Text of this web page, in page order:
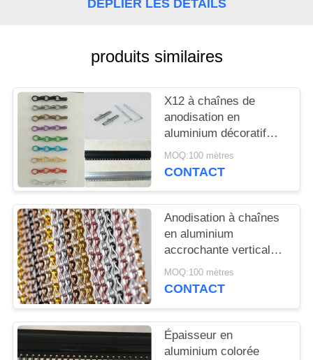
CITATION
SITE
POLITIQUE
CONFIDENTIALITÉ
DÉPLIER LES DÉTAILS
produits similaires
X12 à chaînes de
anodisation en
aluminium décoratif
exclusif de l'écran 24
de mouche de porte X
MOQ:100 mètres
CONTACT
Anodisation à chaînes
en aluminium
accrochante verticale
de rideau en écran de
mouche de porte
MOQ:100 mètres
CONTACT
Épaisseur en
aluminium colorée